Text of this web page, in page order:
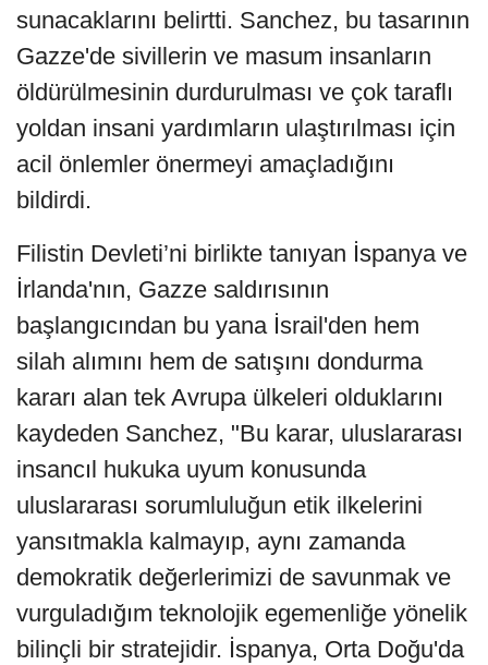
sunacaklarını belirtti. Sanchez, bu tasarının
Gazze'de sivillerin ve masum insanların
öldürülmesinin durdurulması ve çok taraflı
yoldan insani yardımların ulaştırılması için
acil önlemler önermeyi amaçladığını
bildirdi.
Filistin Devleti’ni birlikte tanıyan İspanya ve
İrlanda'nın, Gazze saldırısının
başlangıcından bu yana İsrail'den hem
silah alımını hem de satışını dondurma
kararı alan tek Avrupa ülkeleri olduklarını
kaydeden Sanchez, "Bu karar, uluslararası
insancıl hukuka uyum konusunda
uluslararası sorumluluğun etik ilkelerini
yansıtmakla kalmayıp, aynı zamanda
demokratik değerlerimizi de savunmak ve
vurguladığım teknolojik egemenliğe yönelik
bilinçli bir stratejidir. İspanya, Orta Doğu'da